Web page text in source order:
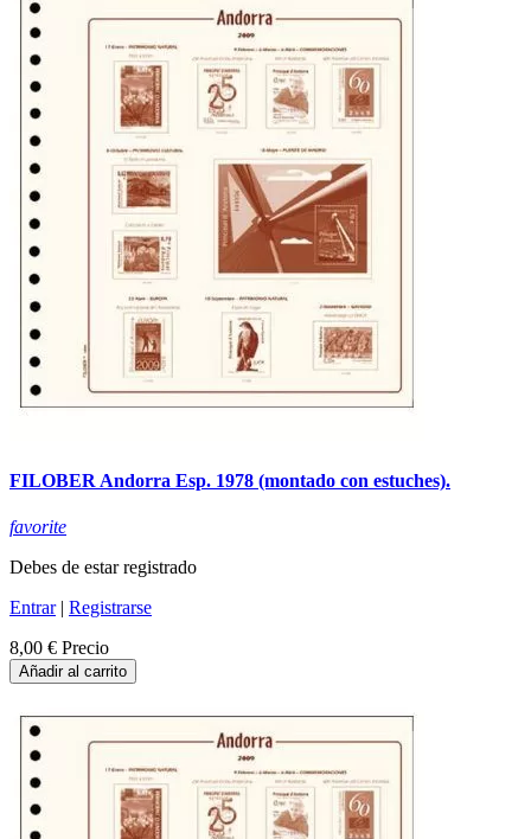
FILOBER Andorra Esp. 1978 (montado con estuches).
favorite
Debes de estar registrado
Entrar| Registrarse
8,00 € Precio
Añadir al carrito